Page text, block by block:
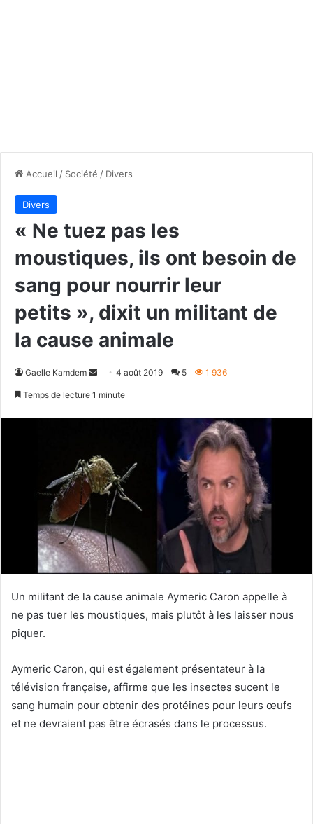
Accueil / Société / Divers
Divers
« Ne tuez pas les
moustiques, ils ont besoin de
sang pour nourrir leur
petits », dixit un militant de
la cause animale
Gaelle Kamdem
Envoyer4 août 2019 5 1 936
Temps de lecture 1 minute
Un militant de la cause animale Aymeric Caron appelle à
ne pas tuer les moustiques, mais plutôt à les laisser nous
piquer.
Aymeric Caron, qui est également présentateur à la
télévision française, affirme que les insectes sucent le
sang humain pour obtenir des protéines pour leurs œufs
et ne devraient pas être écrasés dans le processus.